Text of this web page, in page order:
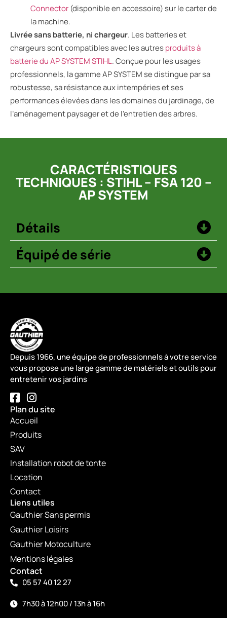
Connector (disponible en accessoire) sur le carter de
la machine.
Livrée sans batterie, ni chargeur. Les batteries et
chargeurs sont compatibles avec les autresproduitsà
batterie du AP SYSTEM STIHL. Conçue pour les usages
professionnels, la gamme AP SYSTEM se distingue par sa
robustesse, sa résistance aux intempéries et ses
performances élevées dans les domaines du jardinage, de
l’aménagement paysager et de l’entretien des arbres.
CARACTÉRISTIQUES
TECHNIQUES : STIHL – FSA 120 –
AP SYSTEM
Détails
Équipé de série
Depuis 1966, une équipe de professionnels à votre service
vous propose une large gamme de matériels et outils pour
entretenir vos jardins
Plan du site
Accueil
Produits
SAV
Installation robot de tonte
Location
Contact
Liens utiles
Gauthier Sans permis
Gauthier Loisirs
Gauthier Motoculture
Mentions légales
Contact
05 57 40 12 27
7h30 à 12h00 / 13h à 16h